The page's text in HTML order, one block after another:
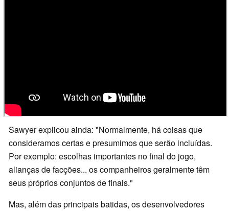
Sawyer explicou ainda: "Normalmente, há coisas que
consideramos certas e presumimos que serão incluídas.
Por exemplo: escolhas importantes no final do jogo,
alianças de facções... os companheiros geralmente têm
seus próprios conjuntos de finais."
Mas, além das principais batidas, os desenvolvedores